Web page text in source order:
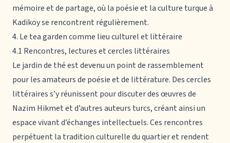
mémoire et de partage, où la poésie et la culture turque à
Kadikoy se rencontrent régulièrement.
4. Le tea garden comme lieu culturel et littéraire
4.1 Rencontres, lectures et cercles littéraires
Le jardin de thé est devenu un point de rassemblement
pour les amateurs de poésie et de littérature. Des cercles
littéraires s’y réunissent pour discuter des œuvres de
Nazim Hikmet et d’autres auteurs turcs, créant ainsi un
espace vivant d’échanges intellectuels. Ces rencontres
perpétuent la tradition culturelle du quartier et rendent